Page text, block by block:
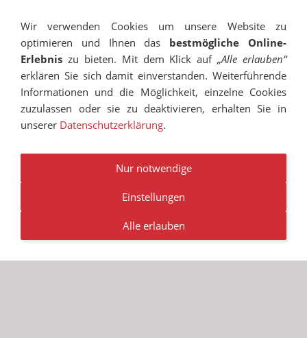
COOKIES
TRANSPARENZ
BESCHWERDEMANAGEMENT
NEWSLETTER STELLENANGEBOTE
© RUDOLF-HILDEBRAND-SCHULE MARKKLEEBERG 2001 -
2026
Wir verwenden Cookies um unsere Website zu
optimieren und Ihnen das bestmögliche Online-
Erlebnis zu bieten. Mit dem Klick auf„Alle erlauben“
erklären Sie sich damit einverstanden. Weiterführende
Informationen und die Möglichkeit, einzelne Cookies
zuzulassen oder sie zu deaktivieren, erhalten Sie in
unserer Datenschutzerklärung.
Nur notwendige
Einstellungen
Alle erlauben